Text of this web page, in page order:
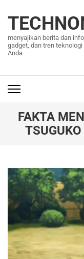
konten
(Tekan
Enter)
menyajikan berita dan
gadget, dan tren
Anda
FAKTA